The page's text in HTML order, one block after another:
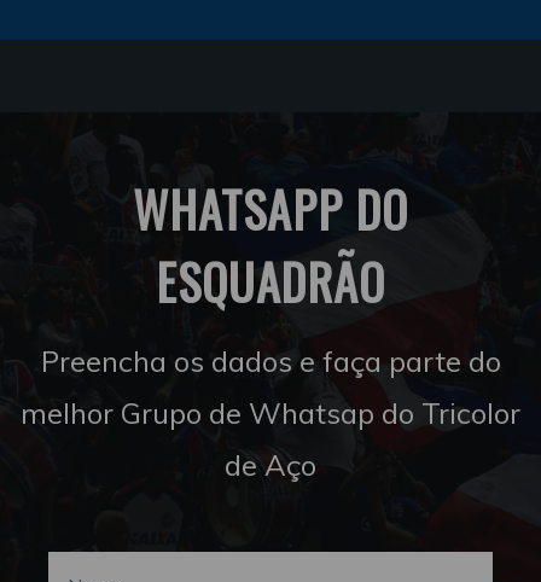
WHATSAPP DO
ESQUADRÃO
Preencha os dados e faça parte do
melhor Grupo de Whatsap do Tricolor
de Aço